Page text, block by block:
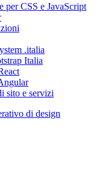
per CSS e JavaScript
.italia
Italia
sito e servizi
di design